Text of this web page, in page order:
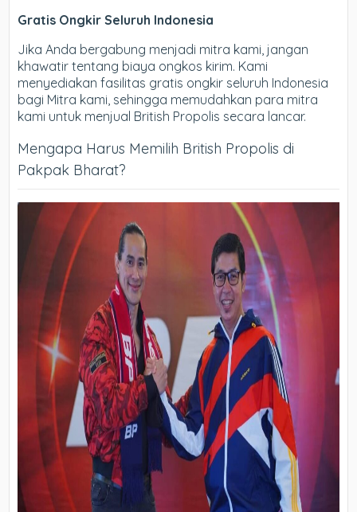
Gratis Ongkir Seluruh Indonesia
Jika Anda bergabung menjadi mitra kami, jangan
khawatir tentang biaya ongkos kirim. Kami
menyediakan fasilitas gratis ongkir seluruh Indonesia
bagi Mitra kami, sehingga memudahkan para mitra
kami untuk menjual British Propolis secara lancar.
Mengapa Harus Memilih British Propolis di
Pakpak Bharat?